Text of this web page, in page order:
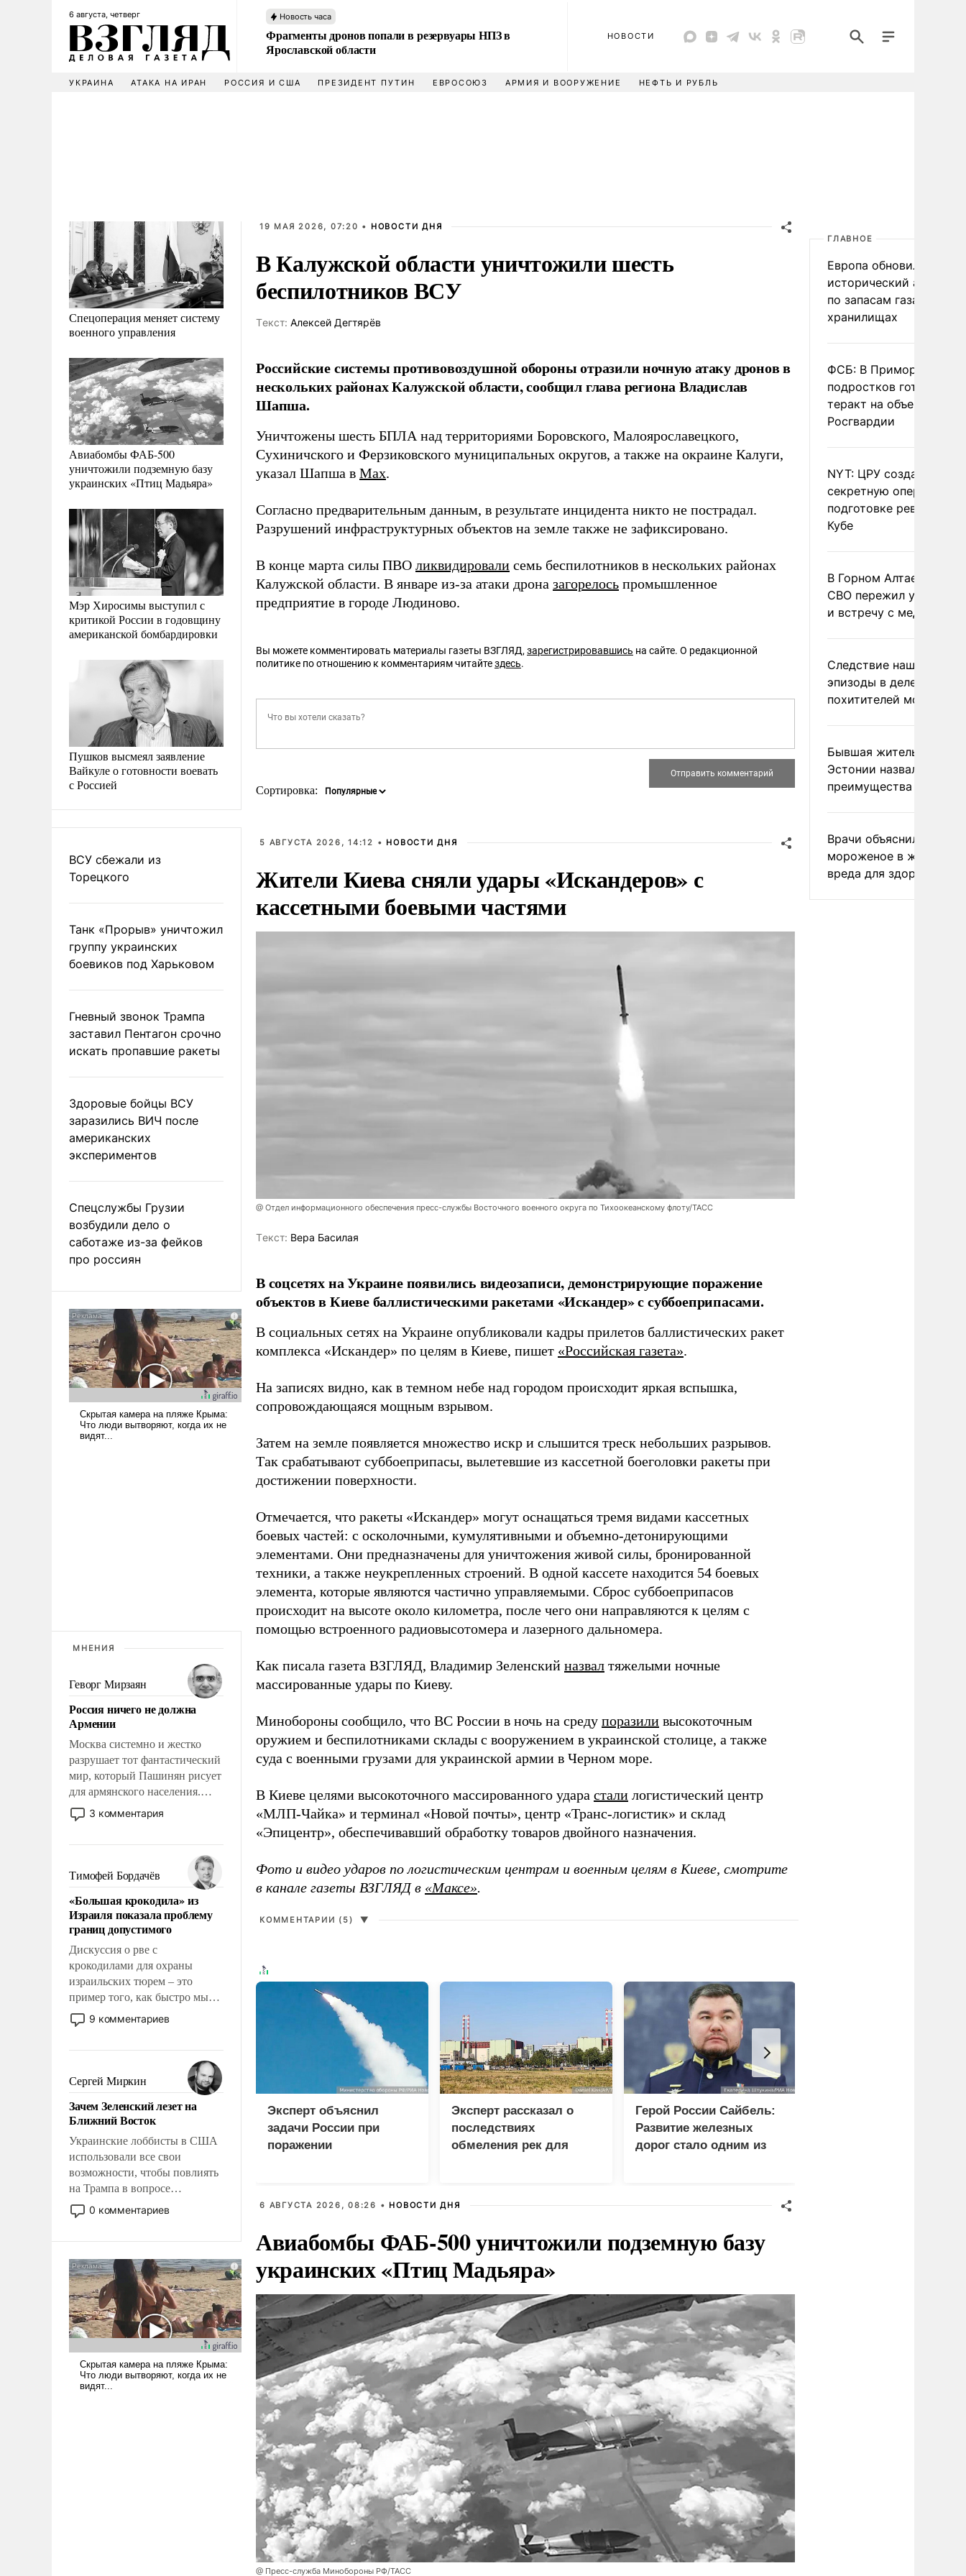
6 августа, четверг Новость часа
Фрагменты дронов попали в резервуары НПЗ в
Ярославской области
НОВОСТИ
УКРАИНА АТАКА НА ИРАН РОССИЯ И США ПРЕЗИДЕНТ ПУТИН ЕВРОСОЮЗ АРМИЯ И ВООРУЖЕНИЕ НЕФТЬ И РУБЛЬ
Спецоперация меняет систему
военного управления
Авиабомбы ФАБ-500
уничтожили подземную базу
украинских «Птиц Мадьяра»
Мэр Хиросимы выступил с
критикой России в годовщину
американской бомбардировки
Пушков высмеял заявление
Вайкуле о готовности воевать
с Россией
ВСУ сбежали из
Торецкого
Танк «Прорыв» уничтожил
группу украинских
боевиков под Харьковом
Гневный звонок Трампа
заставил Пентагон срочно
искать пропавшие ракеты
Здоровые бойцы ВСУ
заразились ВИЧ после
американских
экспериментов
Спецслужбы Грузии
возбудили дело о
саботаже из-за фейков
про россиян
МНЕНИЯ
Геворг Мирзаян
Россия ничего не должна
Армении
Москва системно и жестко
разрушает тот фантастический
мир, который Пашинян рисует
для армянского населения.
Мир, где этому населению все
должны просто по
политические прожекты будут
беспрекословно оплачиваться
за счет российских
налогоплательщиков и где за
свои поступки не нужно
отвечать.
3 комментария
Тимофей Бордачёв
«Большая крокодила» из
Израиля показала проблему
границ допустимого
Дискуссия о рве с
крокодилами для охраны
израильских тюрем – это
пример того, как быстро мы
двигаемся по пути
революционных изменений.
псевдонаучной фантастики,
стало всерьез обсуждаемой
идеей.
9 комментариев
Сергей Миркин
Зачем Зеленский лезет на
Ближний Восток
Украинские лоббисты в США
использовали все свои
возможности, чтобы повлиять
на Трампа в вопросе
предоставления вооружений
своим нанимателям. Вероятно,
голову мысль: хорошо бы
продемонстрировать, что
Украина вступила в
вооруженное противостояние
с Ираном.
0 комментариев
19 МАЯ 2026, 07:20 • НОВОСТИ ДНЯ
В Калужской области уничтожили шесть
беспилотников ВСУ
Tекст: Алексей Дегтярёв
Российские системы противовоздушной обороны отразили ночную атаку дронов в
нескольких районах Калужской области, сообщил глава региона Владислав
Шапша.
Уничтожены шесть БПЛА над территориями Боровского, Малоярославецкого,
Сухиничского и Ферзиковского муниципальных округов, а также на окраине Калуги,
указал Шапша в Max.
Согласно предварительным данным, в результате инцидента никто не пострадал.
Разрушений инфраструктурных объектов на земле также не зафиксировано.
В конце марта силы ПВО ликвидировали семь беспилотников в нескольких районах
Калужской области. В январе из-за атаки дрона загорелось промышленное
предприятие в городе Людиново.
Вы можете комментировать материалы газеты ВЗГЛЯД, зарегистрировавшись на сайте. О редакционной
политике по отношению к комментариям читайтездесь.
Сортировка:
5 АВГУСТА 2026, 14:12 • НОВОСТИ ДНЯ
Жители Киева сняли удары «Искандеров» с
кассетными боевыми частями
@ Отдел информационного обеспечения пресс-службы Восточного военного округа по Тихоокеанскому флоту/ТАСС
Tекст: Вера Басилая
В соцсетях на Украине появились видеозаписи, демонстрирующие поражение
объектов в Киеве баллистическими ракетами «Искандер» с суббоеприпасами.
В социальных сетях на Украине опубликовали кадры прилетов баллистических ракет
комплекса «Искандер» по целям в Киеве, пишет «Российская газета».
На записях видно, как в темном небе над городом происходит яркая вспышка,
сопровождающаяся мощным взрывом.
Затем на земле появляется множество искр и слышится треск небольших разрывов.
Так срабатывают суббоеприпасы, вылетевшие из кассетной боеголовки ракеты при
достижении поверхности.
Отмечается, что ракеты «Искандер» могут оснащаться тремя видами кассетных
боевых частей: с осколочными, кумулятивными и объемно-детонирующими
элементами. Они предназначены для уничтожения живой силы, бронированной
техники, а также неукрепленных строений. В одной кассете находится 54 боевых
элемента, которые являются частично управляемыми. Сброс суббоеприпасов
происходит на высоте около километра, после чего они направляются к целям с
помощью встроенного радиовысотомера и лазерного дальномера.
Как писала газета ВЗГЛЯД, Владимир Зеленский назвал тяжелыми ночные
массированные удары по Киеву.
Минобороны сообщило, что ВС России в ночь на среду поразили высокоточным
оружием и беспилотниками склады с вооружением в украинской столице, а также
суда с военными грузами для украинской армии в Черном море.
В Киеве целями высокоточного массированного удара стали логистический центр
«МЛП-Чайка» и терминал «Новой почты», центр «Транс-логистик» и склад
«Эпицентр», обеспечивавший обработку товаров двойного назначения.
Фото и видео ударов по логистическим центрам и военным целям в Киеве, смотрите
в канале газеты ВЗГЛЯД в «Максе».
КОММЕНТАРИИ (5) ▼
Эксперт объяснил
задачи России при
поражении
Эксперт рассказал о
последствиях
обмеления рек для
Герой России Сайбель:
Развитие железных
дорог стало одним из
6 АВГУСТА 2026, 08:26 • НОВОСТИ ДНЯ
Авиабомбы ФАБ-500 уничтожили подземную базу
украинских «Птиц Мадьяра»
@ Пресс-служба Минобороны РФ/ТАСС
ГЛАВНОЕ
Европа обновила
исторический
по запасам газа в
хранилищах
ФСБ: В Приморье трое
подростков готовили
теракт на объекте
Росгвардии
NYT: ЦРУ создало
секретную опергруппу
подготовке революции
Кубе
В Горном Алтае
СВО пережил удар
и встречу с медведем
Следствие нашло
эпизоды в деле
похитителей москвичек
Бывшая жительница
Эстонии назвала
преимущества России
Врачи объяснили, как
мороженое в жару без
вреда для здоровья